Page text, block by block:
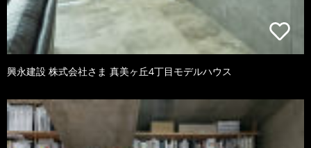
興永建設 株式会社さま 真美ヶ丘4丁目モデルハウス